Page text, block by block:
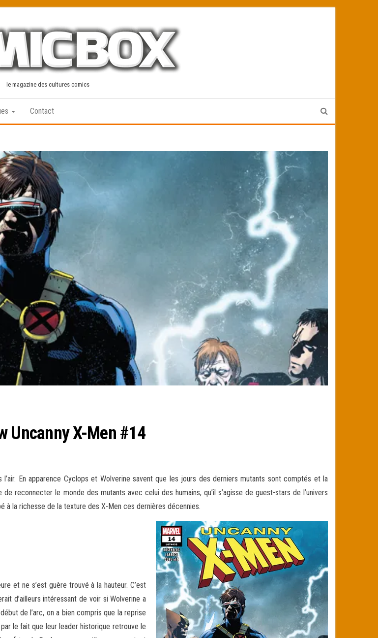
le magazine des cultures comics
Contact
Uncanny X-Men #14
En apparence Cyclops et Wolverine savent que les jours des derniers mutants sont comptés et la
reconnecter le monde des mutants avec celui des humains, qu’il s’agisse de guest-stars de l’univers
à la richesse de la texture des X-Men ces dernières décennies.
et ne s’est guère trouvé à la hauteur. C’est
d’ailleurs intéressant de voir si Wolverine a
de l’arc, on a bien compris que la reprise
le fait que leur leader historique retrouve le